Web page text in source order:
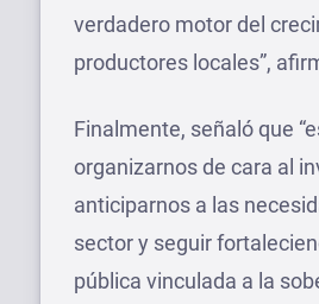
verdadero motor del
productores locales”,
Finalmente, señaló que
organizarnos de cara al
anticiparnos a las
sector y seguir
pública vinculada a la